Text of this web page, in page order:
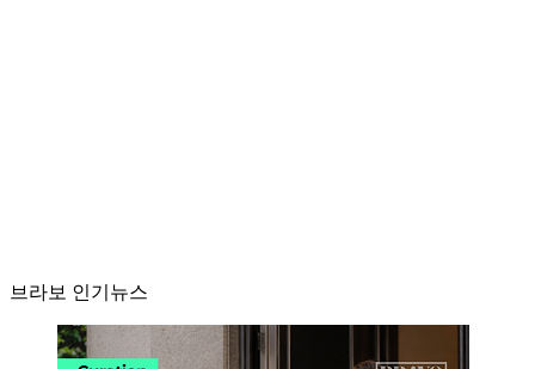
브라보 인기뉴스